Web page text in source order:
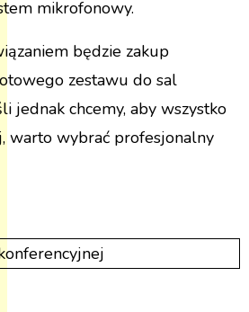
mikrofonowy.
będzie zakup
zestawu do sal
jednak chcemy, aby wszystko
warto wybrać profesjonalny